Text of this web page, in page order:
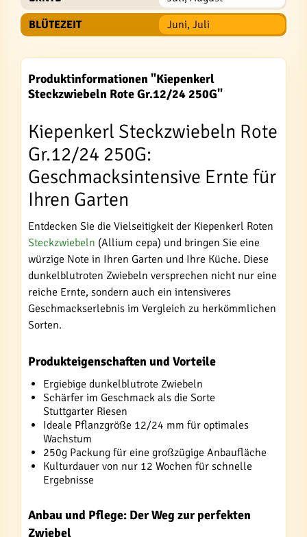
BLÜTEZEIT
Juni, Juli
Produktinformationen "Kiepenkerl
Steckzwiebeln Rote Gr.12/24 250G"
Kiepenkerl Steckzwiebeln Rote
Gr.12/24 250G:
Geschmacksintensive Ernte für
Ihren Garten
Entdecken Sie die Vielseitigkeit der Kiepenkerl Roten
Steckzwiebeln (Allium cepa) und bringen Sie eine
würzige Note in Ihren Garten und Ihre Küche. Diese
dunkelblutroten Zwiebeln versprechen nicht nur eine
reiche Ernte, sondern auch ein intensiveres
Geschmackserlebnis im Vergleich zu herkömmlichen
Sorten.
Produkteigenschaften und Vorteile
Ergiebige dunkelblutrote Zwiebeln
Schärfer im Geschmack als die Sorte
Stuttgarter Riesen
Ideale Pflanzgröße 12/24 mm für optimales
Wachstum
250g Packung für eine großzügige Anbaufläche
Kulturdauer von nur 12 Wochen für schnelle
Ergebnisse
Anbau und Pflege: Der Weg zur perfekten
Zwiebel